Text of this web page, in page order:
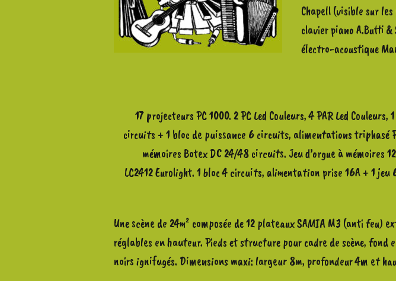
Chapell (visible sur
clavier piano A.Butti &
électro-acoustique
17 projecteurs PC 1000. 2 PC Led Couleurs, 4 PAR Led Couleurs,
circuits + 1 bloc de puissance 6 circuits, alimentations triphasé
mémoires Botex DC 24/48 circuits. Jeu d’orgue à mémoires
LC2412 Eurolight. 1 bloc 4 circuits, alimentation prise 16A + 1 jeu
Une scène de 24m² composée de 12 plateaux SAMIA M3 (anti feu)
réglables en hauteur. Pieds et structure pour cadre de scène, fond
noirs ignifugés. Dimensions maxi: largeur 8m, profondeur 4m et